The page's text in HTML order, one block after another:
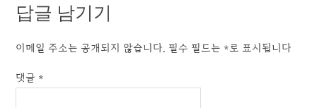
답글 남기기
이메일 주소는 공개되지 않습니다. 필수 필드는 *로 표시됩니다
댓글 *